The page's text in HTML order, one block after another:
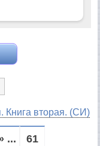
Книга вторая. (СИ)
... 61